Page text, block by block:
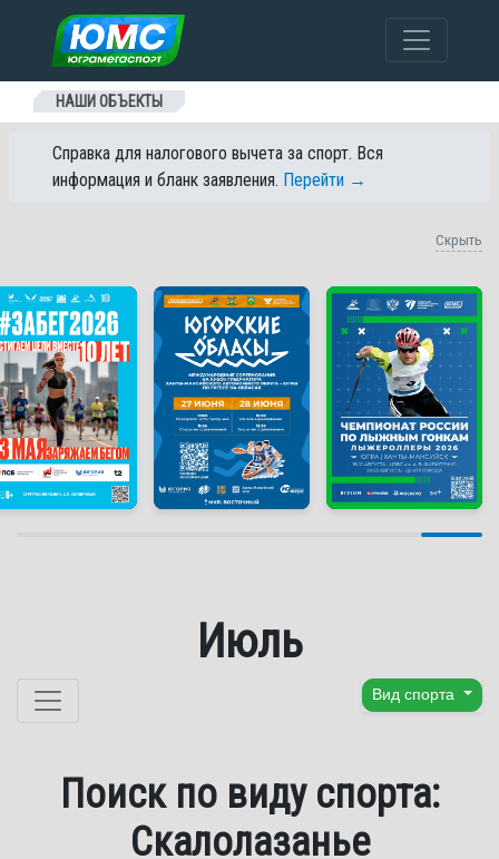
Перейти к содержанию
НАШИ ОБЪЕКТЫ
Справка для налогового вычета за спорт. Вся
информация и бланк заявления. Перейти →
Скрыть
Июль
Перейти к содержанию Вид спорта
Поиск по виду спорта:
Скалолазанье